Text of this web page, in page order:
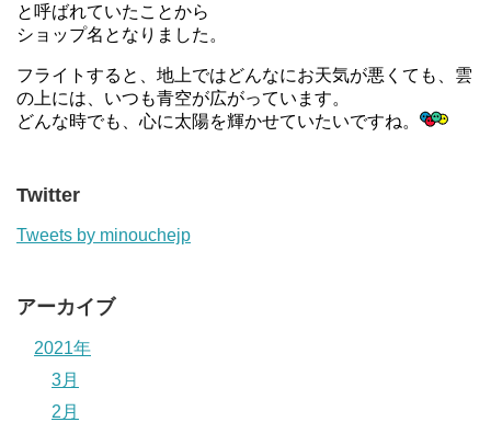
と呼ばれていたことから
ショップ名となりました。
フライトすると、地上ではどんなにお天気が悪くても、雲
の上には、いつも青空が広がっています。
どんな時でも、心に太陽を輝かせていたいですね。
Twitter
Tweets by minouchejp
アーカイブ
2021年
3月
2月